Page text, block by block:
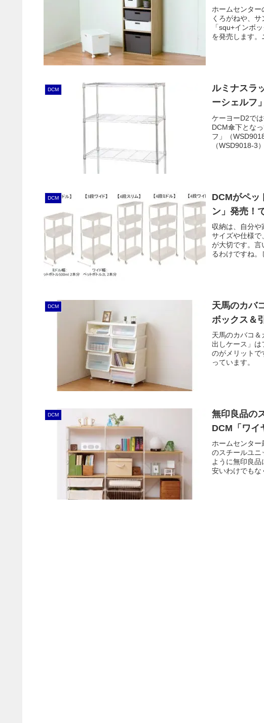
ホームセンター
くろがねや、
「squ+インボ
を発売します。
DCM
ルミナスラ
ーシェルフ」
ケーヨーD2で
DCM傘下とな
フ」（
（WSD9018-3
DCM
DCMがペッ
ン」発売！
収納は、自分や
サイズや仕様で
が大切です。
るわけですね。
DCM
天馬のカバ
ボックス＆
天馬のカバコ＆
出しケース」
のがメリットで
っています。
DCM
無印良品の
DCM「ワイ
ホームセンタ
のスチールユニ
ように無印良
安いわけでもな